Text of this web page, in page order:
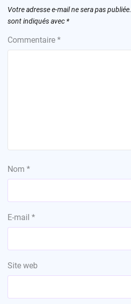
Votre adresse e-mail ne sera pas publiée.
sont indiqués avec *
Commentaire *
Nom *
E-mail *
Site web